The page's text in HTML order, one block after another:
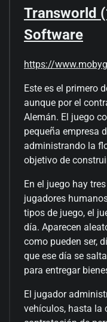
Transworld
Software
https://
Este es el primero
aunque por el
Alemán. El juego
pequeña empresa
administrando la
objetivo de
En el juego hay
jugadores
tipos de juego, el
día. Aparecen
como pueden ser,
que ese día se
para entregar
El jugador
vehículos, hasta la